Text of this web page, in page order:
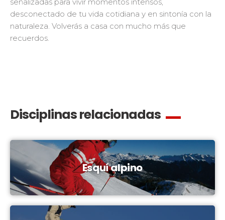
desconectado de tu vida cotidiana y en sintonía con la
naturaleza. Volverás a casa con mucho más que
recuerdos.
Disciplinas relacionadas
Esquí alpino